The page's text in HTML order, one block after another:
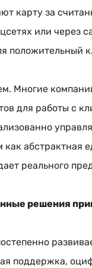
карту за
или через
положительный
Многие
для работы с
как абстрактная
реального
решения
поддержка,